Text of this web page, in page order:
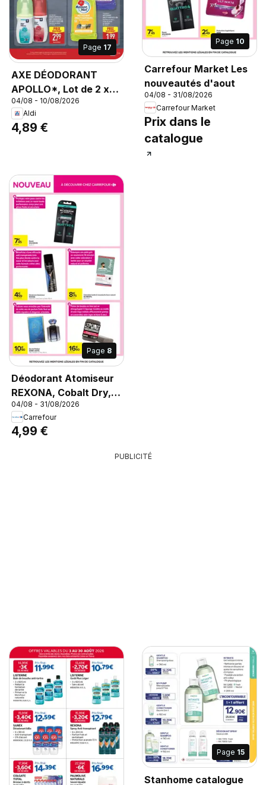
Page 17
AXE DÉODORANT
APOLLO*, Lot de 2 x
200 ml, soit 400 ml.
04/08 - 10/08/2026
Aldi
4,89 €
Page 10
Carrefour Market Les
nouveautés d'aout
04/08 - 31/08/2026
Carrefour Market
Prix dans le
catalogue
Page 8
Déodorant Atomiseur
REXONA, Cobalt Dry,
Clean Scent ou Fresh,
150 ml
04/08 - 31/08/2026
Carrefour
4,99 €
PUBLICITÉ
Page 15
Stanhome catalogue